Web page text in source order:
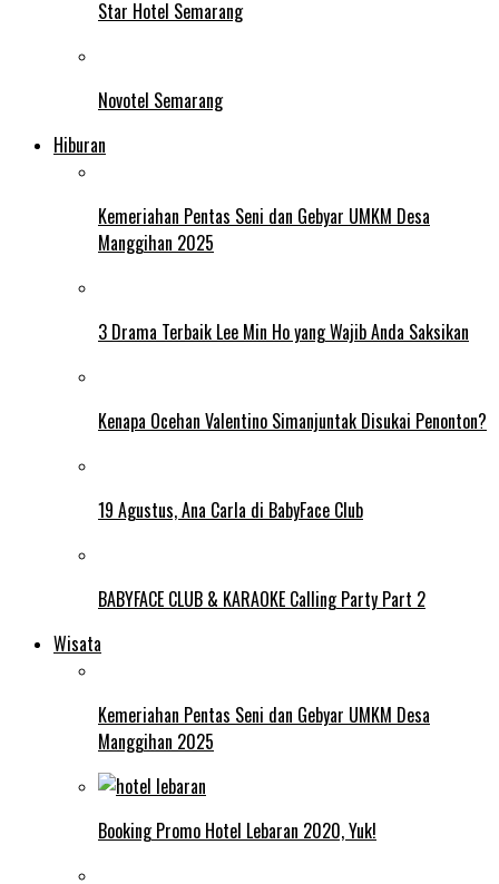
Star Hotel Semarang
Novotel Semarang
Hiburan
Kemeriahan Pentas Seni dan Gebyar UMKM Desa
Manggihan 2025
3 Drama Terbaik Lee Min Ho yang Wajib Anda Saksikan
Kenapa Ocehan Valentino Simanjuntak Disukai Penonton?
19 Agustus, Ana Carla di BabyFace Club
BABYFACE CLUB & KARAOKE Calling Party Part 2
Wisata
Kemeriahan Pentas Seni dan Gebyar UMKM Desa
Manggihan 2025
Booking Promo Hotel Lebaran 2020, Yuk!